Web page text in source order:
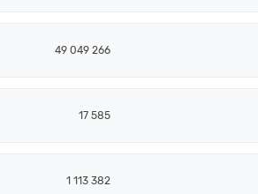
49 049 266
17 585
1 113 382